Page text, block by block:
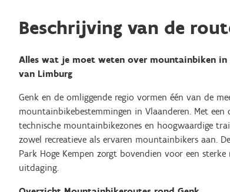
Beschrijving van de
Alles wat je moet weten over mountainbiken
van Limburg
Genk en de omliggende regio vormen één van de
mountainbikebestemmingen in Vlaanderen. Met
technische mountainbikezones en hoogwaardige
zowel recreatieve als ervaren mountainbikers aan.
Park Hoge Kempen zorgt bovendien voor een
uitdaging.